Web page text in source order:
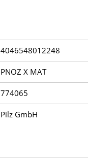
4046548012248
PNOZ X MAT
774065
Pilz GmbH